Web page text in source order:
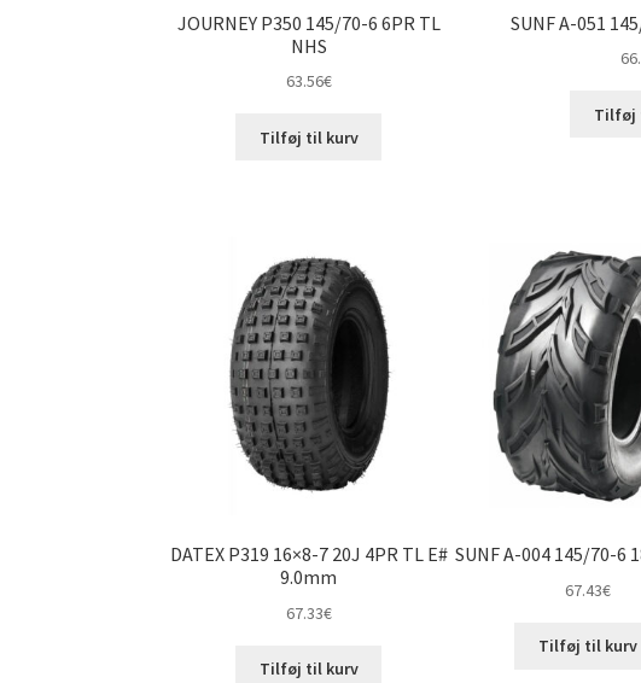
JOURNEY P350 145/70-6 6PR TL
NHS
63.56€
Tilføj til kurv
SUNF A-051
Tilføj
DATEX P319 16×8-7 20J 4PR TL E#
9.0mm
67.33€
Tilføj til kurv
SUNF A-004 145/70-6
67.43€
Tilføj til kurv